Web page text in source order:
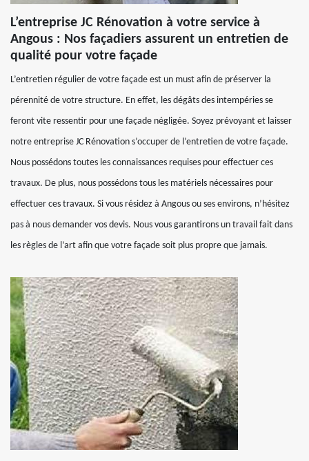
L’entreprise JC Rénovation à votre service à
Angous : Nos façadiers assurent un entretien de
qualité pour votre façade
L’entretien régulier de votre façade est un must afin de préserver la
pérennité de votre structure. En effet, les dégâts des intempéries se
feront vite ressentir pour une façade négligée. Soyez prévoyant et laisser
notre entreprise JC Rénovation s’occuper de l’entretien de votre façade.
Nous possédons toutes les connaissances requises pour effectuer ces
travaux. De plus, nous possédons tous les matériels nécessaires pour
effectuer ces travaux. Si vous résidez à Angous ou ses environs, n’hésitez
pas à nous demander vos devis. Nous vous garantirons un travail fait dans
les règles de l’art afin que votre façade soit plus propre que jamais.